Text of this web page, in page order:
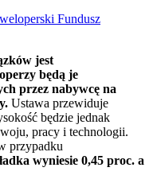
Fundusz
jest
będą je
przez nabywcę na
Ustawa przewiduje
będzie jednak
pracy i technologii.
przypadku
wyniesie 0,45 proc. a